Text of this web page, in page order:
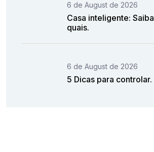
6 de August de 2026
Casa inteligente: Saiba
quais.
6 de August de 2026
5 Dicas para controlar.